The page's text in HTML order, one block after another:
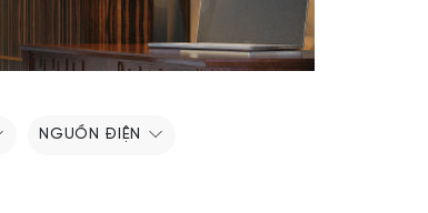
NGUỒN ĐIỆN